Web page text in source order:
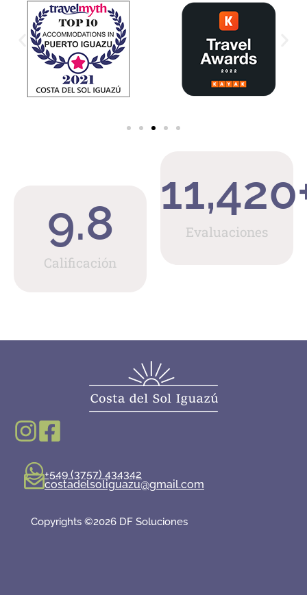
Calificación
9.8 Evaluaciones
11,420
+549 (3757) 434342
costadelsoliguazu@gmail.com
Copyrights ©2026 DF Soluciones